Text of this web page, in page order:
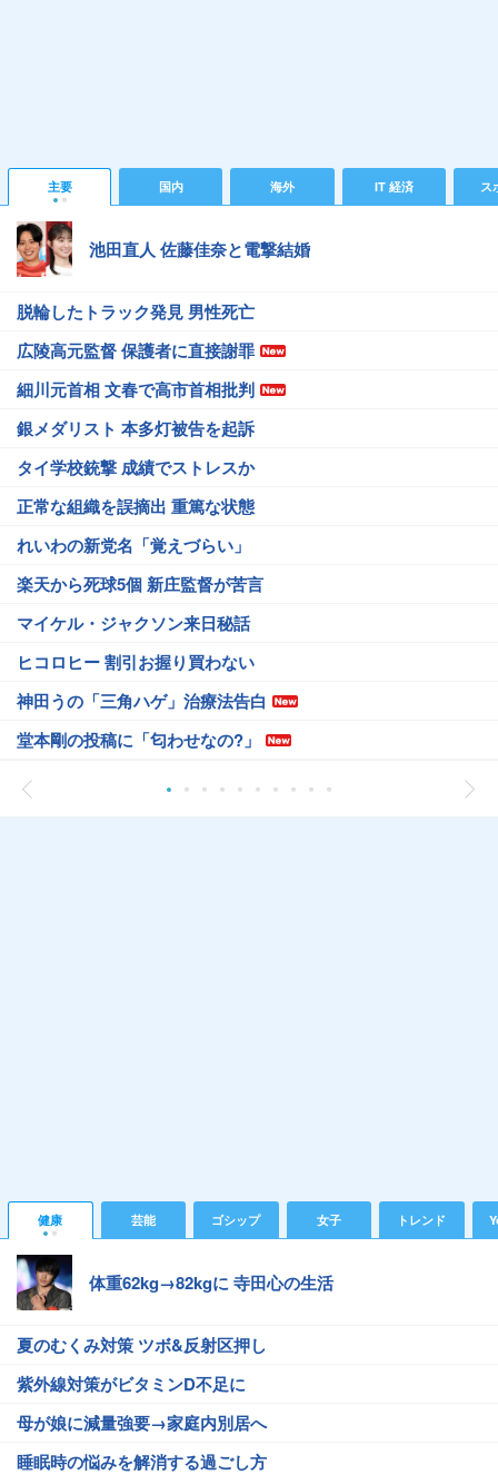
主要 国内 海外 IT 経済 ス
池田直人 佐藤佳奈と電撃結婚
脱輪したトラック発見 男性死亡
広陵高元監督 保護者に直接謝罪
細川元首相 文春で高市首相批判
銀メダリスト 本多灯被告を起訴
タイ学校銃撃 成績でストレスか
正常な組織を誤摘出 重篤な状態
れいわの新党名「覚えづらい」
楽天から死球5個 新庄監督が苦言
マイケル・ジャクソン来日秘話
ヒコロヒー 割引お握り買わない
神田うの「三角ハゲ」治療法告白
堂本剛の投稿に「匂わせなの?」
健康 芸能 ゴシップ 女子 トレンド
体重62kg→82kgに 寺田心の生活
夏のむくみ対策 ツボ&反射区押し
紫外線対策がビタミンD不足に
母が娘に減量強要→家庭内別居へ
睡眠時の悩みを解消する過ごし方